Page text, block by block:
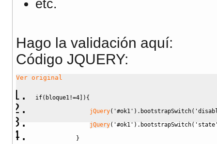
etc.
Hago la validación aquí:
Código JQUERY:
Ver original
if( bloque1 !=4 ) {
jQuery( '#ok1' ) . bootstrapSwitch(
jQuery( '#ok1' ) . bootstrapSwitch(
}